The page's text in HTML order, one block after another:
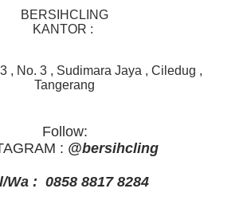
BERSIHCLING
KANTOR :
, No. 3 , Sudimara Jaya , Ciledug ,
Tangerang
Follow:
: @bersihcling
Wa : 0858 8817 8284